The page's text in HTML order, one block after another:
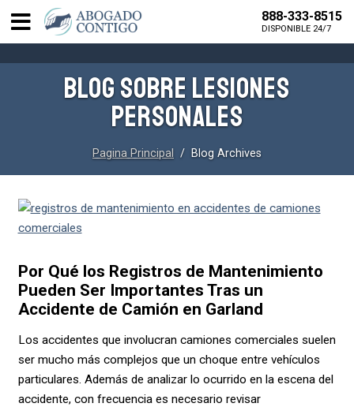
888-333-8515
DISPONIBLE 24/7
BLOG SOBRE LESIONES
PERSONALES
Pagina Principal / Blog Archives
Por Qué los Registros de Mantenimiento
Pueden Ser Importantes Tras un
Accidente de Camión en Garland
Los accidentes que involucran camiones comerciales suelen
ser mucho más complejos que un choque entre vehículos
particulares. Además de analizar lo ocurrido en la escena del
accidente, con frecuencia es necesario revisar